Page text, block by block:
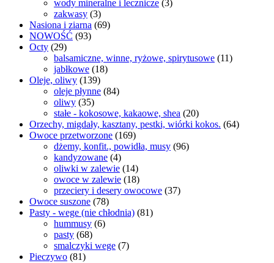
wody mineralne i lecznicze (3)
zakwasy (3)
Nasiona i ziarna (69)
NOWOŚĆ (93)
Octy (29)
balsamiczne, winne, ryżowe, spirytusowe (11)
jabłkowe (18)
Oleje, oliwy (139)
oleje płynne (84)
oliwy (35)
stałe - kokosowe, kakaowe, shea (20)
Orzechy, migdały, kasztany, pestki, wiórki kokos. (64)
Owoce przetworzone (169)
dżemy, konfit., powidła, musy (96)
kandyzowane (4)
oliwki w zalewie (14)
owoce w zalewie (18)
przeciery i desery owocowe (37)
Owoce suszone (78)
Pasty - wege (nie chłodnia) (81)
hummusy (6)
pasty (68)
smalczyki wege (7)
Pieczywo (81)